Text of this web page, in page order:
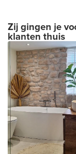
Zij gingen je
klanten thuis